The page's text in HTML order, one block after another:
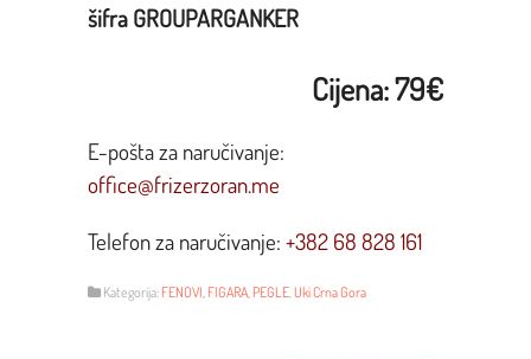
šifra GROUPARGANKER
Cijena: 79€
E-pošta za naručivanje:
office@frizerzoran.me
Telefon za naručivanje: +382 68 828 161
Kategorija: FENOVI, FIGARA, PEGLE, Uki Crna Gora